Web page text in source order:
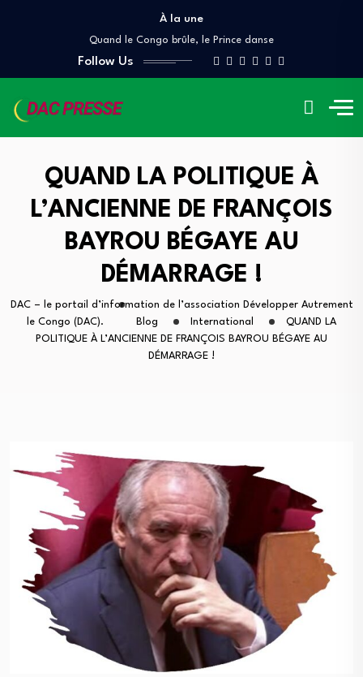
À la une
Denis Sassou Nguesso, le Scorpion, et les…
Quand le Congo brûle, le Prince danse
À QUAND UN AUDIT INDÉPENDANT DES GRANDS…
COUR DES COMPTES ET DE DISCIPLINE BUDGÉTAIRE
À QUAND UN AUDIT INDÉPENDANT DES GRANDS…
Follow Us
QUAND LA POLITIQUE À
L’ANCIENNE DE FRANÇOIS
BAYROU BÉGAYE AU
DÉMARRAGE !
DAC – le portail d’information de l’association Développer Autrement
le Congo (DAC).
Blog International
QUAND LA
POLITIQUE À L’ANCIENNE DE FRANÇOIS BAYROU BÉGAYE AU
DÉMARRAGE !